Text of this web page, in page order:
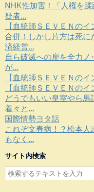
NHK性加害！「人権を
疑者...
【血統師ＳＥＶＥＮの
合併！しかし片方は死に
済経営...
自ら破滅への扉を全力ノ
が...
【血統師ＳＥＶＥＮの
【血統師ＳＥＶＥＮの
どうでもいい皇室やら
着々と...
国際情勢ヨタ話
これぞ文春病！？松本
もなく...
サイト内検索